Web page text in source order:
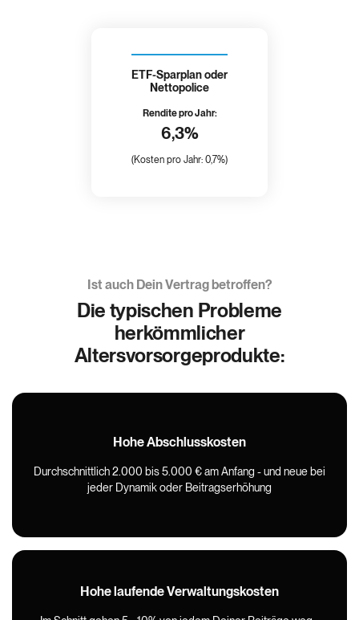
ETF-Sparplan oder
Nettopolice
Rendite pro Jahr:
6,3%
(Kosten pro Jahr: 0,7%)
Ist auch Dein Vertrag betroffen?
Die typischen Probleme
herkömmlicher
Altersvorsorgeprodukte:
Hohe Abschlusskosten
Durchschnittlich 2.000 bis 5.000 € am Anfang - und neue bei
jeder Dynamik oder Beitragserhöhung
Hohe laufende Verwaltungskosten